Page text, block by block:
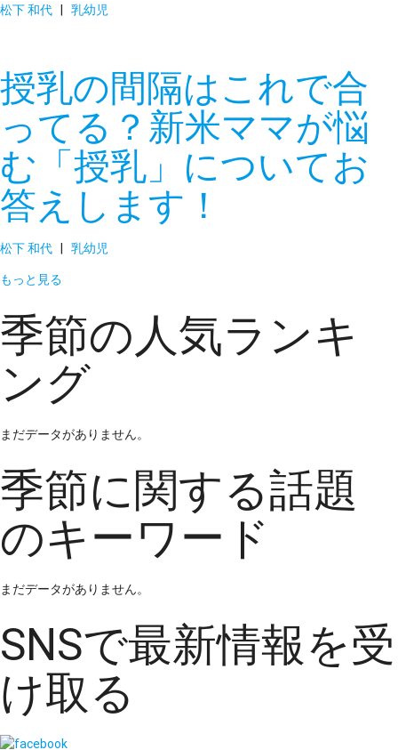
松下 和代 | 乳幼児
授乳の間隔はこれで合
ってる？新米ママが悩
む「授乳」についてお
答えします！
松下 和代
乳幼児
もっと見る
季節の人気ランキ
ング
まだデータがありません。
季節に関する話題
のキーワード
まだデータがありません。
SNSで最新情報を受
け取る